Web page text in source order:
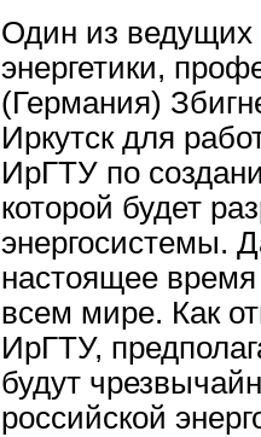
Один из ведущих
энергетики,
(Германия)
Иркутск для
ИрГТУ по
которой будет
энергосистемы.
настоящее
всем мире. Как
ИрГТУ,
будут
российской